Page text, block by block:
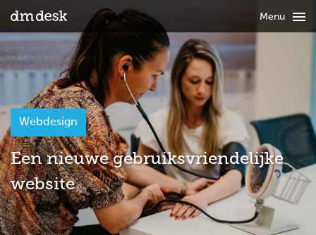
Webdesign
Een nieuwe gebruiksvriendelijke
website
Menu 